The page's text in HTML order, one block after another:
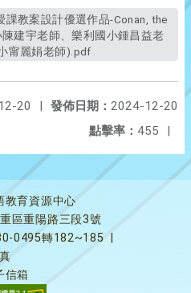
建宇老師、樂利國小鍾昌益老
甯麗娟老師).pdf
發佈日期： 2024-12-20
20
|
點擊率： 455 |
教育資源中心
區重陽路三段3號
0495轉182~185
信箱